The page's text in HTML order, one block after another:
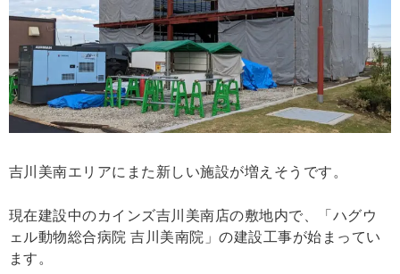
吉川美南エリアにまた新しい施設が増えそうです。
現在建設中のカインズ吉川美南店の敷地内で、「ハグウ
ェル動物総合病院 吉川美南院」の建設工事が始まってい
ます。